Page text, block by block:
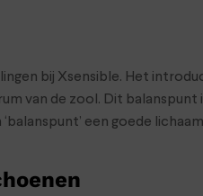
bij Xsensible. Het
van de zool. Dit
een goede